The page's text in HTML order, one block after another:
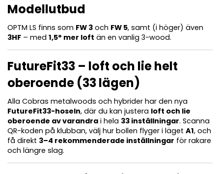
Modellutbud
OPTM LS finns som FW 3 och FW 5, samt (i höger) även
3HF – med 1,5° mer loft än en vanlig 3-wood.
FutureFit33 – loft och lie helt
oberoende (33 lägen)
Alla Cobras metalwoods och hybrider har den nya
FutureFit33-hoseln, där du kan justera loft och lie
oberoende av varandra i hela 33 inställningar. Scanna
QR-koden på klubban, välj hur bollen flyger i läget A1, och
få direkt 3–4 rekommenderade inställningar för rakare
och längre slag.